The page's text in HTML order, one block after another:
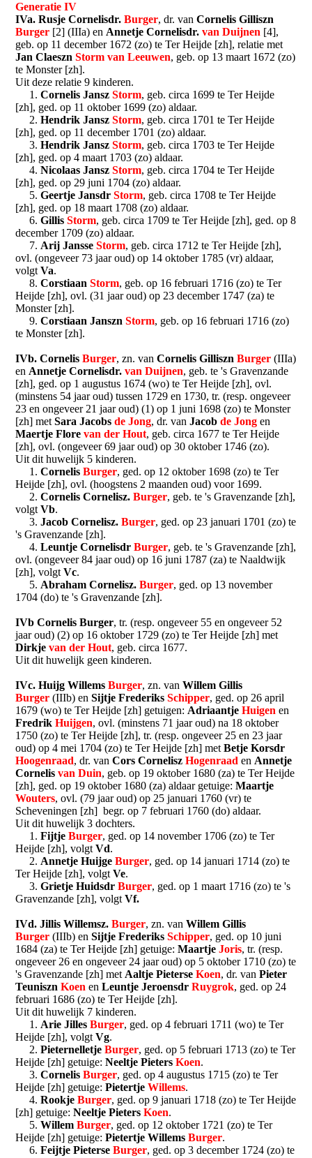
Generatie IV
IVa. Rusje Cornelisdr.Burger, dr. vanCornelis Gilliszn
Burger [2] (IIIa) en Annetje Cornelisdr.van Duijnen [4],
geb. op 11 december 1672 (zo) te Ter Heijde [zh], relatie met
Jan ClaesznStorm van Leeuwen, geb. op 13 maart 1672 (zo)
te Monster [zh].
Uit deze relatie 9 kinderen.
1.Cornelis JanszStorm, geb. circa 1699 te Ter Heijde
[zh], ged. op 11 oktober 1699 (zo) aldaar.
2.Hendrik JanszStorm, geb. circa 1701 te Ter Heijde
[zh], ged. op 11 december 1701 (zo) aldaar.
3.Hendrik JanszStorm, geb. circa 1703 te Ter Heijde
[zh], ged. op 4 maart 1703 (zo) aldaar.
4.Nicolaas JanszStorm, geb. circa 1704 te Ter Heijde
[zh], ged. op 29 juni 1704 (zo) aldaar.
5.Geertje JansdrStorm, geb. circa 1708 te Ter Heijde
[zh], ged. op 18 maart 1708 (zo) aldaar.
6.GillisStorm, geb. circa 1709 te Ter Heijde [zh], ged. op 8
december 1709 (zo) aldaar.
7. Arij JansseStorm, geb. circa 1712 te Ter Heijde [zh],
ovl. (ongeveer 73 jaar oud) op 14 oktober 1785 (vr) aldaar,
volgtVa.
8.CorstiaanStorm, geb. op 16 februari 1716 (zo) te Ter
Heijde [zh], ovl. (31 jaar oud) op 23 december 1747 (za) te
Monster [zh].
9.Corstiaan JansznStorm, geb. op 16 februari 1716 (zo)
te Monster [zh].
IVb. CornelisBurger, zn. vanCornelis GillisznBurger (IIIa)
en Annetje Cornelisdr.van Duijnen, geb. te 's Gravenzande
[zh], ged. op 1 augustus 1674 (wo) te Ter Heijde [zh], ovl.
(minstens 54 jaar oud) tussen 1729 en 1730, tr. (resp. ongeveer
23 en ongeveer 21 jaar oud) (1) op 1 juni 1698 (zo) te Monster
[zh] metSara Jacobsde Jong, dr. vanJacobde Jong en
Maertje Florevan der Hout, geb. circa 1677 te Ter Heijde
[zh], ovl. (ongeveer 69 jaar oud) op 30 oktober 1746 (zo).
Uit dit huwelijk 5 kinderen.
1.CornelisBurger, ged. op 12 oktober 1698 (zo) te Ter
Heijde [zh], ovl. (hoogstens 2 maanden oud) voor 1699.
2.Cornelis Cornelisz.Burger, geb. te 's Gravenzande [zh],
volgtVb.
3.Jacob Cornelisz.Burger, ged. op 23 januari 1701 (zo) te
's Gravenzande [zh].
4.Leuntje CornelisdrBurger, geb. te 's Gravenzande [zh],
ovl. (ongeveer 84 jaar oud) op 16 juni 1787 (za) te Naaldwijk
[zh], volgtVc.
5. Abraham Cornelisz.Burger, ged. op 13 november
1704 (do) te 's Gravenzande [zh].
IVb Cornelis Burger, tr. (resp. ongeveer 55 en ongeveer 52
jaar oud) (2) op 16 oktober 1729 (zo) te Ter Heijde [zh] met
Dirkjevan der Hout, geb. circa 1677.
Uit dit huwelijk geen kinderen.
IVc. Huijg WillemsBurger, zn. vanWillem Gillis
Burger (IIIb) enSijtje FrederiksSchipper, ged. op 26 april
1679 (wo) te Ter Heijde [zh] getuigen: AdriaantjeHuigen en
FredrikHuijgen, ovl. (minstens 71 jaar oud) na 18 oktober
1750 (zo) te Ter Heijde [zh], tr. (resp. ongeveer 25 en 23 jaar
oud) op 4 mei 1704 (zo) te Ter Heijde [zh] metBetje Korsdr
Hoogenraad, dr. vanCors CorneliszHogenraad en Annetje
Cornelisvan Duin, geb. op 19 oktober 1680 (za) te Ter Heijde
[zh], ged. op 19 oktober 1680 (za) aldaar getuige:Maartje
Wouters, ovl. (79 jaar oud) op 25 januari 1760 (vr) te
Scheveningen [zh] begr. op 7 februari 1760 (do) aldaar.
Uit dit huwelijk 3 dochters.
1.FijtjeBurger, ged. op 14 november 1706 (zo) te Ter
Heijde [zh], volgtVd.
2. Annetje HuijgeBurger, ged. op 14 januari 1714 (zo) te
Ter Heijde [zh], volgtVe.
3.Grietje HuidsdrBurger, ged. op 1 maart 1716 (zo) te 's
Gravenzande [zh], volgtVf.
IVd. Jillis Willemsz.Burger, zn. vanWillem Gillis
Burger (IIIb) enSijtje FrederiksSchipper, ged. op 10 juni
1684 (za) te Ter Heijde [zh] getuige:MaartjeJoris, tr. (resp.
ongeveer 26 en ongeveer 24 jaar oud) op 5 oktober 1710 (zo) te
's Gravenzande [zh] met Aaltje PieterseKoen, dr. vanPieter
TeunisznKoen enLeuntje JeroensdrRuygrok, ged. op 24
februari 1686 (zo) te Ter Heijde [zh].
Uit dit huwelijk 7 kinderen.
1. Arie JillesBurger, ged. op 4 februari 1711 (wo) te Ter
Heijde [zh], volgtVg.
2.PieternelletjeBurger, ged. op 5 februari 1713 (zo) te Ter
Heijde [zh] getuige:Neeltje PietersKoen.
3.CornelisBurger, ged. op 4 augustus 1715 (zo) te Ter
Heijde [zh] getuige:PietertjeWillems.
4.RookjeBurger, ged. op 9 januari 1718 (zo) te Ter Heijde
[zh] getuige:Neeltje PietersKoen.
5.WillemBurger, ged. op 12 oktober 1721 (zo) te Ter
Heijde [zh] getuige:Pietertje WillemsBurger.
6.Feijtje PieterseBurger, ged. op 3 december 1724 (zo) te